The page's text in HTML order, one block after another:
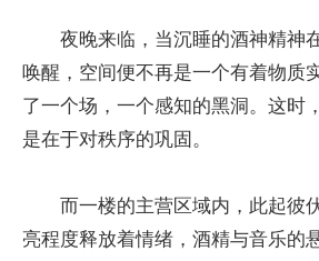
夜晚来临，当沉睡的酒神精神
唤醒，空间便不再是一个有着物质
了一个场，一个感知的黑洞。这时
是在于对秩序的巩固。
而一楼的主营区域内，此起彼
亮程度释放着情绪，酒精与音乐的